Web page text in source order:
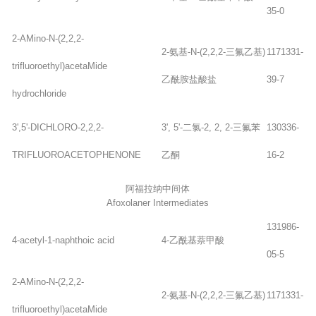
35-0
2-AMino-N-(2,2,2-
trifluoroethyl)acetaMide
hydrochloride
2-氨基-N-(2,2,2-三氟乙基)
乙酰胺盐酸盐
1171331-
39-7
3',5'-DICHLORO-2,2,2-
TRIFLUOROACETOPHENONE
3', 5'-二氯-2, 2, 2-三氟苯
乙酮
130336-
16-2
阿福拉纳中间体
Afoxolaner Intermediates
4-acetyl-1-naphthoic acid 4-乙酰基萘甲酸
131986-
05-5
2-AMino-N-(2,2,2-
trifluoroethyl)acetaMide
2-氨基-N-(2,2,2-三氟乙基) 1171331-